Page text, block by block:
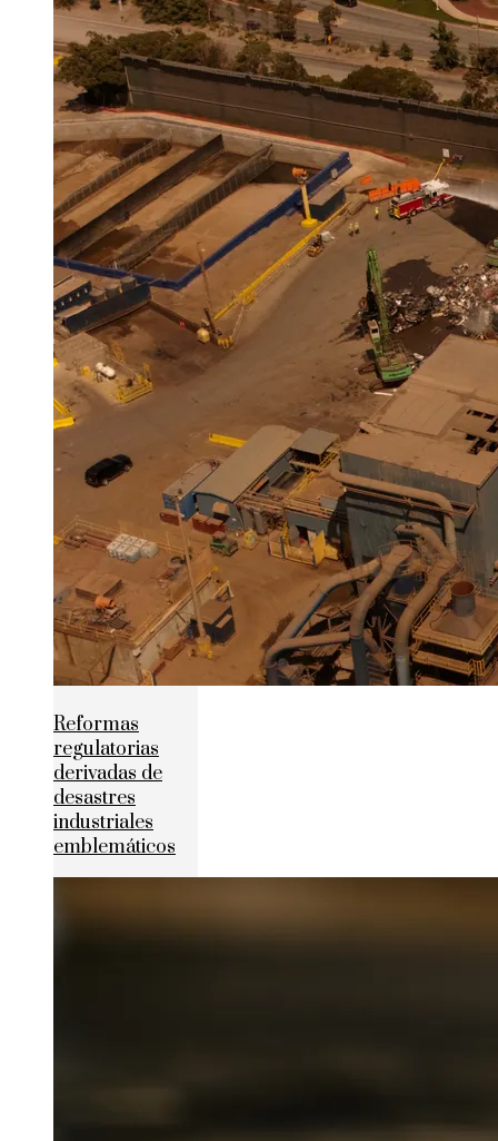
Reformas
regulatorias
derivadas de
desastres
industriales
emblemáticos